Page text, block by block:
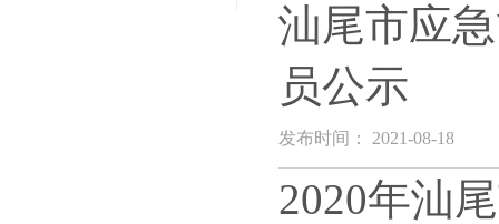
汕尾市应
员公示
发布时间： 2021-08-18
2020年汕